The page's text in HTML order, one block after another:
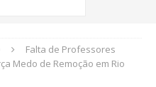
Falta de Professores
Medo de Remoção em Rio